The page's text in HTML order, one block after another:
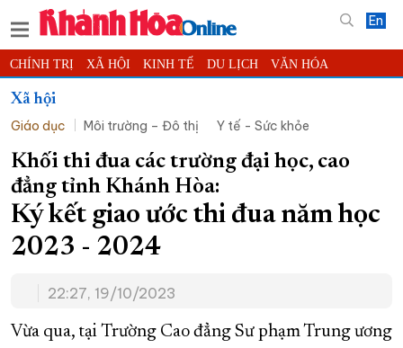
En
CHÍNH TRỊ XÃ HỘI KINH TẾ DU LỊCH VĂN HÓA
THỂ THAO
KHOA HỌC - CÔNG NGHỆ PHÁP LUẬT BẠN ĐỌC
THẾ GIỚI MULTIMEDIA VIDEO ĐỌC BÁO ONLINE
PODCAST THÔNG TIN - QUẢNG CÁO
QUY HOẠCH TỈNH KHÁNH HÒA
TRƯỜNG SA BIỂN ĐẢO QUÊ HƯƠNG
TÀU - XE - MÁY BAY
Xã hội
Giáo dục
Môi trường – Đô thị Y tế - Sức khỏe
Khối thi đua các trường đại học, cao
đẳng tỉnh Khánh Hòa:
Ký kết giao ước thi đua năm học
2023 - 2024
22:27, 19/10/2023
Vừa qua, tại Trường Cao đẳng Sư phạm Trung ương